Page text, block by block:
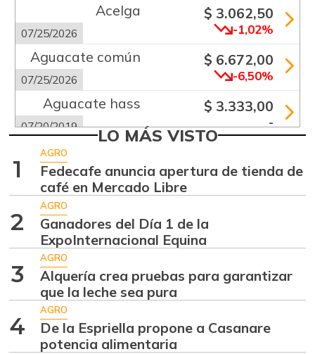
Acelga
07/25/2026
$ 3.062,50
-1,02%
Aguacate común
07/25/2026
$ 6.672,00
-6,50%
Aguacate hass
07/20/2019
$ 3.333,00
-
papelillo
04/04/2026
+5,51%
07/25/2026
07/25/2026 -5,58%
Ajo
07/25/2026 -2,72%
LO MÁS VISTO
1
AGRO
Fedecafe anuncia apertura de tienda de
café en Mercado Libre
2
AGRO
Ganadores del Día 1 de la
ExpoInternacional Equina
3
AGRO
Alquería crea pruebas para garantizar
que la leche sea pura
4
AGRO
De la Espriella propone a Casanare
potencia alimentaria